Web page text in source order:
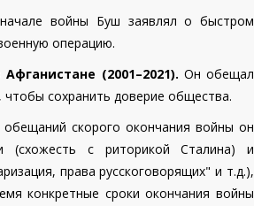
войны Буш заявлял о быстром
операцию.
(2001–2021). Он обещал
чтобы сохранить доверие общества.
скорого окончания войны он
(схожесть с риторикой Сталина) и
права русскоговорящих" и т.д.),
конкретные сроки окончания войны